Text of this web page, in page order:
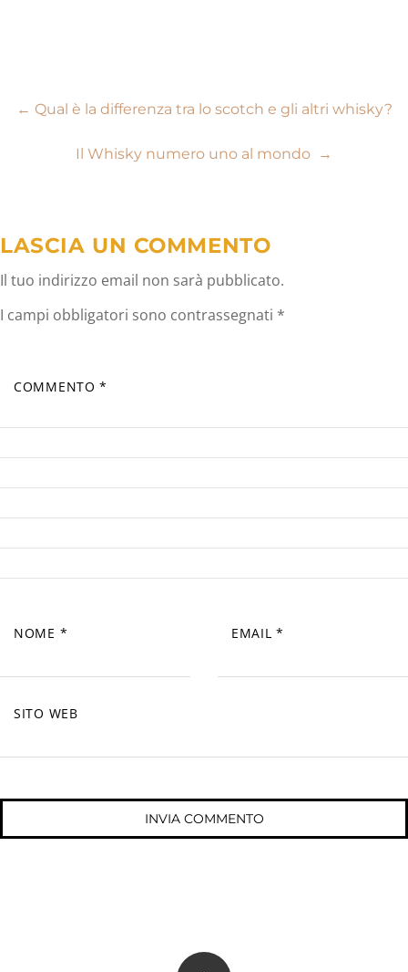
Navigazione
articoli
← Qual è la differenza tra lo scotch e gli altri whisky?
Il Whisky numero uno al mondo →
LASCIA UN COMMENTO
Il tuo indirizzo email non sarà pubblicato.
I campi obbligatori sono contrassegnati *
COMMENTO*
NOME * EMAIL*
SITO WEB